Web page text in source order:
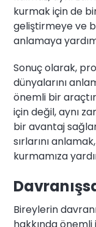
kurmak için de
geliştirmeye ve
anlamaya
Sonuç olarak,
dünyalarını
önemli bir
için değil, aynı
bir avantaj
sırlarını
kurmamıza
Bireylerin